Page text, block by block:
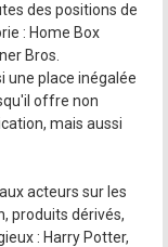
des positions de
: Home Box
Bros.
une place inégalée
offre non
mais aussi
acteurs sur les
produits dérivés,
: Harry Potter,